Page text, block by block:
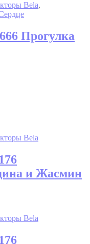
Bela,
Прогулка
Bela
и Жасмин
Bela